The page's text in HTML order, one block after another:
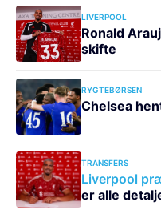
LIVERPOOL
Ronald
skifte
RYGTEBØRSEN
Chelsea
TRANSFERS
Liverpool
er alle